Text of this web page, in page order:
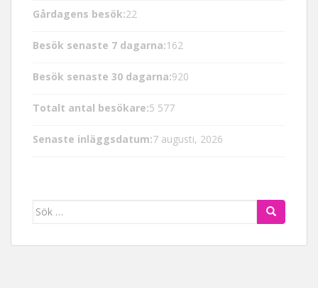
Gårdagens besök:22
Besök senaste 7 dagarna:162
Besök senaste 30 dagarna:920
Totalt antal besökare:5 577
Senaste inläggsdatum:7 augusti, 2026
Sök efter: